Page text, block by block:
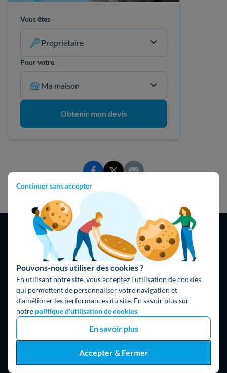
Continuer sans accepter
Pouvons-nous utiliser des cookies ?
En utilisant notre site, vous acceptez l’utilisation de cookies
qui permettent de personnaliser votre navigation et
d’améliorer les performances du site. En savoir plus sur
notre politique d'utilisation de cookies.
En savoir plus
Accepter & Fermer
Vous êtes
Propriétaire
Pour votre
Ma maison
Obtenir mon devis
4,9/5
16474 avisGoogle
Hello What ?